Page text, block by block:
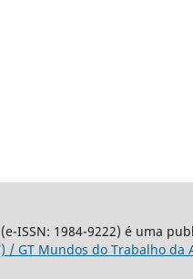
(e-ISSN: 1984-9222) é uma
/ GT Mundos do Trabalho da